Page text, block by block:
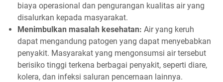
biaya operasional dan pengurangan kualitas air yang
disalurkan kepada masyarakat.
Menimbulkan masalah kesehatan: Air yang keruh
dapat mengandung patogen yang dapat menyebabkan
penyakit. Masyarakat yang mengonsumsi air tersebut
berisiko tinggi terkena berbagai penyakit, seperti diare,
kolera, dan infeksi saluran pencernaan lainnya.